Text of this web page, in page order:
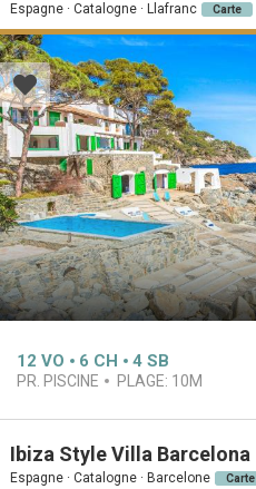
Espagne · Catalogne · Llafranc Carte
12 VO 6 CH 4 SB
PR. PISCINE PLAGE: 10M
Ibiza Style Villa Barcelona
Espagne · Catalogne · Barcelone Carte